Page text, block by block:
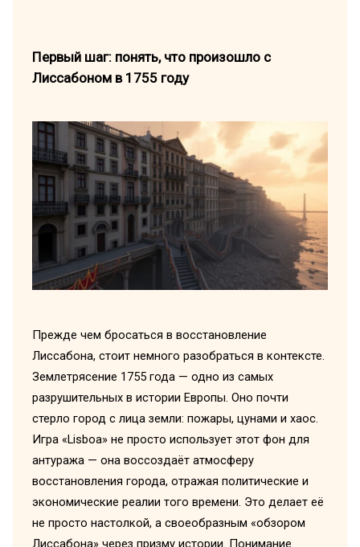
Первый шаг: понять, что произошло с
Лиссабоном в 1755 году
Прежде чем бросаться в восстановление
Лиссабона, стоит немного разобраться в контексте.
Землетрясение 1755 года — одно из самых
разрушительных в истории Европы. Оно почти
стерло город с лица земли: пожары, цунами и хаос.
Игра «Lisboa» не просто использует этот фон для
антуража — она воссоздаёт атмосферу
восстановления города, отражая политические и
экономические реалии того времени. Это делает её
не просто настолкой, а своеобразным «обзором
Лиссабона» через призму истории. Понимание